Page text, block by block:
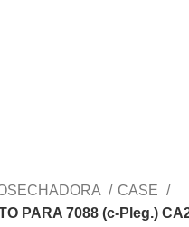
CASE
PARA 7088 (c-Pleg.)